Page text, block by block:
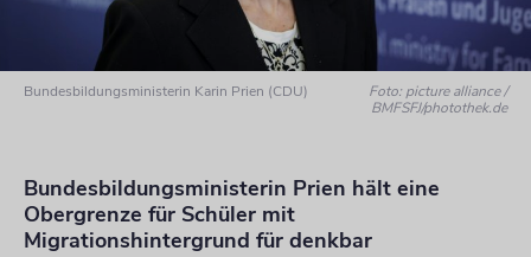
Bundesbildungsministerin Karin Prien (CDU)
Foto: picture alliance /
BMFSFJ/photothek.de
Bundesbildungsministerin Prien hält eine
Obergrenze für Schüler mit
Migrationshintergrund für denkbar